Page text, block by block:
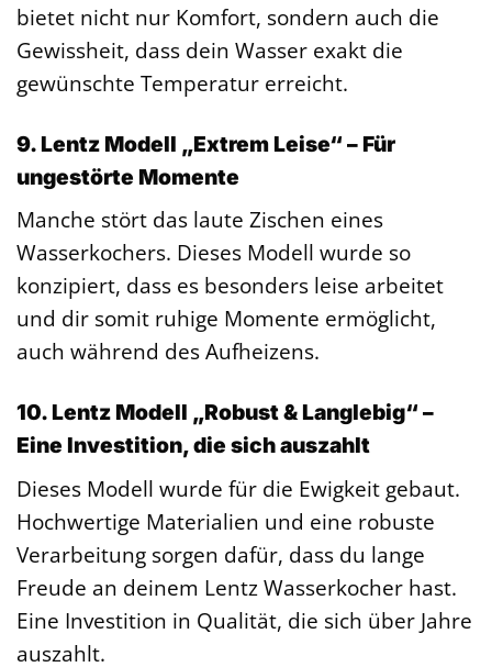
bietet nicht nur Komfort, sondern auch die
Gewissheit, dass dein Wasser exakt die
gewünschte Temperatur erreicht.
9. Lentz Modell „Extrem Leise“ – Für
ungestörte Momente
Manche stört das laute Zischen eines
Wasserkochers. Dieses Modell wurde so
konzipiert, dass es besonders leise arbeitet
und dir somit ruhige Momente ermöglicht,
auch während des Aufheizens.
10. Lentz Modell „Robust & Langlebig“ –
Eine Investition, die sich auszahlt
Dieses Modell wurde für die Ewigkeit gebaut.
Hochwertige Materialien und eine robuste
Verarbeitung sorgen dafür, dass du lange
Freude an deinem Lentz Wasserkocher hast.
Eine Investition in Qualität, die sich über Jahre
auszahlt.